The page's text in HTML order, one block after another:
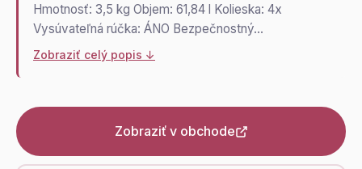
Hmotnosť: 3,5 kg Objem: 61,84 l Kolieska: 4x
Vysúvateľná rúčka: ÁNO Bezpečnostný…
Zobraziť celý popis ↓
Zobraziť v obchode